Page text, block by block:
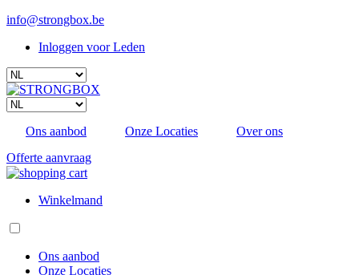
Overslaan
naar
inhoud
gaan
info@strongbox.be
Sub
navigatie
Inloggen voor Leden
Select
your
language
Select
language
Ons aanbod Onze Locaties
Over ons
Offerte aanvraag
Winkelmand
Ons aanbod
Onze Locaties